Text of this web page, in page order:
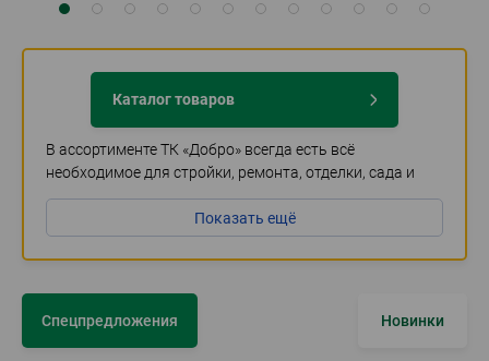
Каталог товаров
В ассортименте ТК «Добро» всегда есть всё
необходимое для стройки, ремонта, отделки, сада и
хозяйства. Быстрая и недорогая доставка по
Воскресенскому и Раменскому районам. Акции и
кешбэк для постоянных покупателей.
Показать ещё
Спецпредложения Новинки